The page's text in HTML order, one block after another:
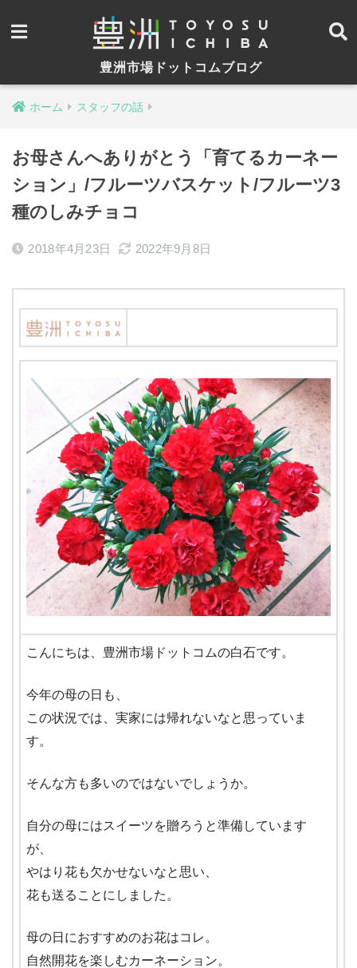
豊洲市場ドットコムブログ
ホーム スタッフの話
お母さんへありがとう「育てるカーネー
ション」/フルーツバスケット/フルーツ3
種のしみチョコ
2018年4月23日 2022年9月8日
こんにちは、豊洲市場ドットコムの白石です。
今年の母の日も、
この状況では、実家には帰れないなと思っていま
す。
そんな方も多いのではないでしょうか。
自分の母にはスイーツを贈ろうと準備しています
が、
やはり花も欠かせないなと思い、
花も送ることにしました。
母の日におすすめのお花はコレ。
自然開花を楽しむカーネーション。